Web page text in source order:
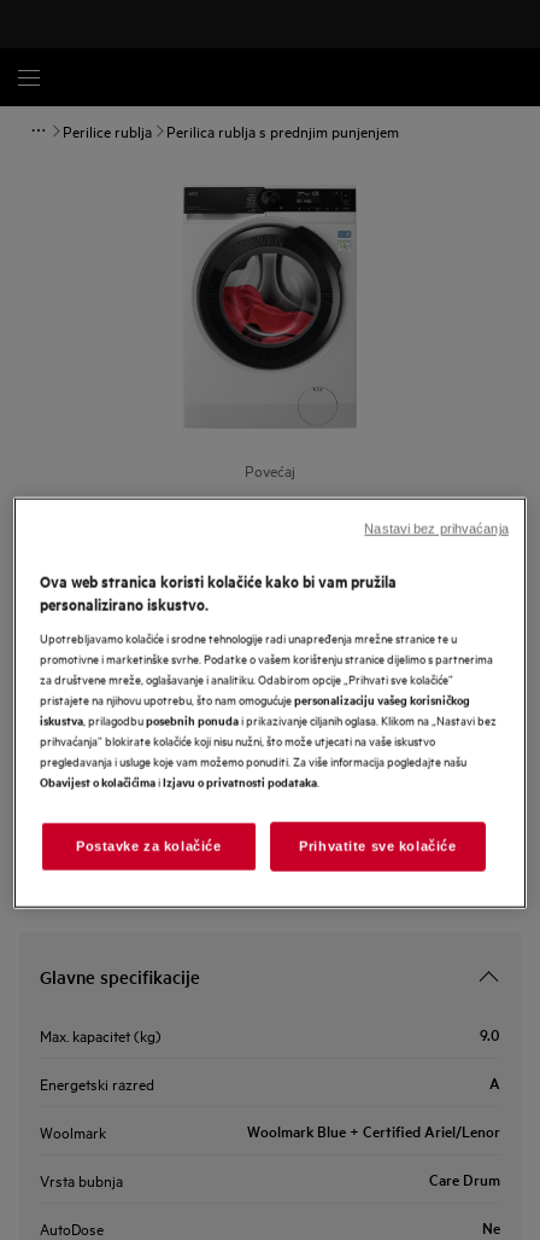
Perilice rublja Perilica rublja s prednjim punjenjem
Povećaj
AEG 7000 Series perilica rublja
kapaciteta 9 kg i 1400 okretaja
Informacijski list proizvoda
Sigurnosne upute i sigurnosna upozorenja prema EU regulativi
Za sigurno korištenje proizvoda pročitajte cijeli korisnički
priručnik.
Glavne specifikacije
Max. kapacitet (kg) 9.0
Energetski razred A
Woolmark Woolmark Blue + Certified Ariel/Lenor
Vrsta bubnja Care Drum
AutoDose Ne
Ova web stranica koristi kolačiće kako bi vam pružila
personalizirano iskustvo.
Upotrebljavamo kolačiće i srodne tehnologije radi unapređenja mrežne stranice te u
promotivne i marketinške svrhe. Podatke o vašem korištenju stranice dijelimo s partnerima
za društvene mreže, oglašavanje i analitiku. Odabirom opcije „Prihvati sve kolačiće”
pristajete na njihovu upotrebu, što nam omogućujepersonalizaciju vašeg korisničkog
iskustva, prilagodbuposebnih ponudai prikazivanje ciljanih oglasa. Klikom na „Nastavi bez
prihvaćanja” blokirate kolačiće koji nisu nužni, što može utjecati na vaše iskustvo
pregledavanja i usluge koje vam možemo ponuditi. Za više informacija pogledajte našu
Obavijest o kolačićimaiIzjavu o privatnosti podataka.
Postavke za kolačiće Prihvatite sve kolačiće
Nastavi bez prihvaćanja